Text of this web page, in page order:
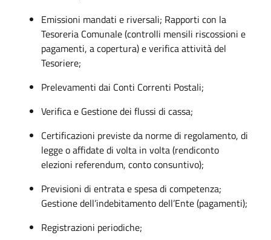
Emissioni mandati e riversali; Rapporti con la
Tesoreria Comunale (controlli mensili riscossioni e
pagamenti, a copertura) e verifica attività del
Tesoriere;
Prelevamenti dai Conti Correnti Postali;
Verifica e Gestione dei flussi di cassa;
Certificazioni previste da norme di regolamento, di
legge o affidate di volta in volta (rendiconto
elezioni referendum, conto consuntivo);
Previsioni di entrata e spesa di competenza;
Gestione dell’indebitamento dell’Ente (pagamenti);
Registrazioni periodiche;